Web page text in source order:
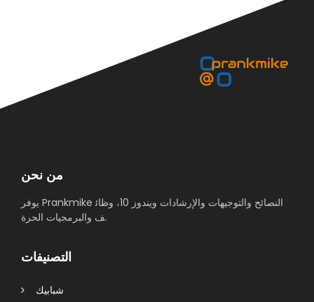
من نحن
يوفر Prankmike النصائح والتوجيهات والإرشادات ويندوز 10، وظائ
ف والبرمجيات الحرة.
التصنيفات
شبابيك